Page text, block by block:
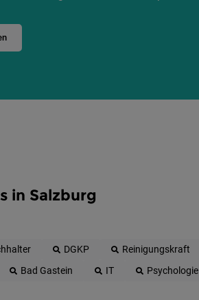
in Salzburg
DGKP Reinigungskraft
Bad Gastein IT Psychologie